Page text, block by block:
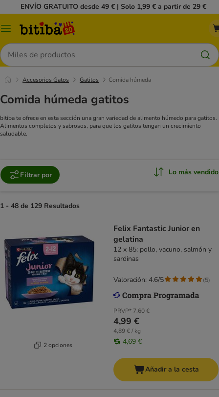
ENVÍO GRATUITO desde 49 € | Solo 1,99 € a partir de 29 €
Menú
Buscar
Accesorios Gatos Gatitos Comida húmeda
Comida húmeda gatitos
bitiba te ofrece en esta sección una gran variedad de alimento húmedo para gatitos.
Alimentos completos y sabrosos, para que los gatitos tengan un crecimiento
saludable.
Filtrar por Lo más vendido
1 - 48 de 129 Resultados
2 opciones
Felix Fantastic Junior en
gelatina
12 x 85: pollo, vacuno, salmón y
sardinas
PRVP* 7,60 €
4,99 €
4,89 € / kg
4,69 €
Valoración: 4.6/5 (5)
Añadir a la cesta